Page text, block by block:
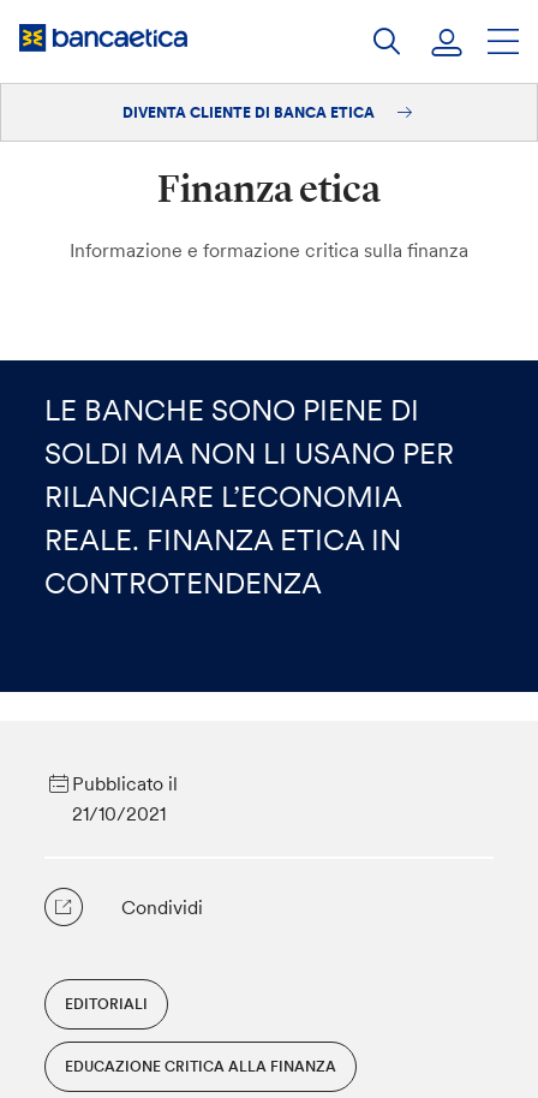
DIVENTA CLIENTE DI BANCA ETICA
Finanza etica
Informazione e formazione critica sulla finanza
LE BANCHE SONO PIENE DI
SOLDI MA NON LI USANO PER
RILANCIARE L’ECONOMIA
REALE. FINANZA ETICA IN
CONTROTENDENZA
Pubblicato il
21/10/2021
Condividi
EDITORIALI
EDUCAZIONE CRITICA ALLA FINANZA